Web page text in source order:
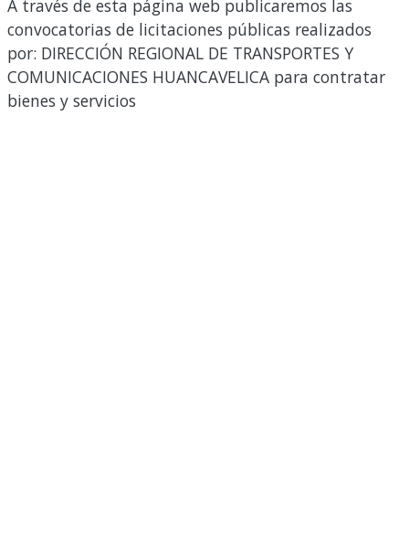
A través de esta página web publicaremos las
convocatorias de licitaciones públicas realizados
por: DIRECCIÓN REGIONAL DE TRANSPORTES Y
COMUNICACIONES HUANCAVELICA para contratar
bienes y servicios